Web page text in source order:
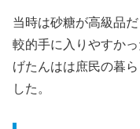
当時は砂糖が高級品
較的手に入りやすか
げたんはは庶民の暮
した。